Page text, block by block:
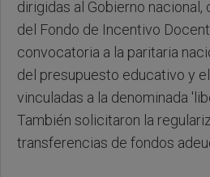
dirigidas al Gobierno
del Fondo de Incentivo
convocatoria a la paritaria
del presupuesto educativo y
vinculadas a la denominada
También solicitaron la
transferencias de fondos